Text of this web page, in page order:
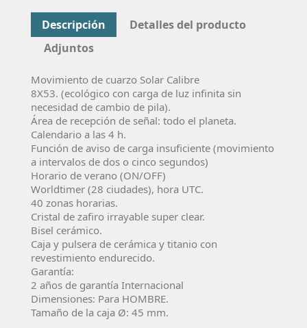
Descripción
Detalles del producto
Adjuntos
Movimiento de cuarzo Solar Calibre
8X53. (ecológico con carga de luz infinita sin
necesidad de cambio de pila).
Área de recepción de señal: todo el planeta.
Calendario a las 4 h.
Función de aviso de carga insuficiente (movimiento
a intervalos de dos o cinco segundos)
Horario de verano (ON/OFF)
Worldtimer (28 ciudades), hora UTC.
40 zonas horarias.
Cristal de zafiro irrayable super clear.
Bisel cerámico.
Caja y pulsera de cerámica y titanio con
revestimiento endurecido.
Garantía:
2 años de garantía Internacional
Dimensiones: Para HOMBRE.
Tamaño de la caja Ø: 45 mm.